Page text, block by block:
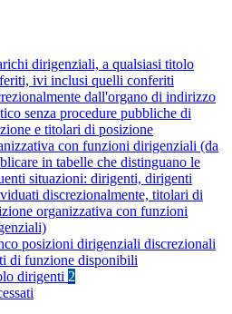
dirigenziali, a qualsiasi titolo
ivi inclusi quelli conferiti
dall'organo di indirizzo
senza procedure pubbliche di
e titolari di posizione
con funzioni dirigenziali (da
in tabelle che distinguano le
situazioni: dirigenti, dirigenti
discrezionalmente, titolari di
organizzativa con funzioni
posizioni dirigenziali discrezionali
di funzione disponibili
dirigenti 2